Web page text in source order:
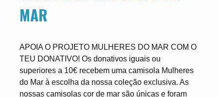
MAR
APOIA O PROJETO MULHERES DO MAR COM O
TEU DONATIVO! Os donativos iguais ou
superiores a 10€ recebem uma camisola Mulheres
do Mar à escolha da nossa coleção exclusiva. As
nossas camisolas cor de mar são únicas e foram